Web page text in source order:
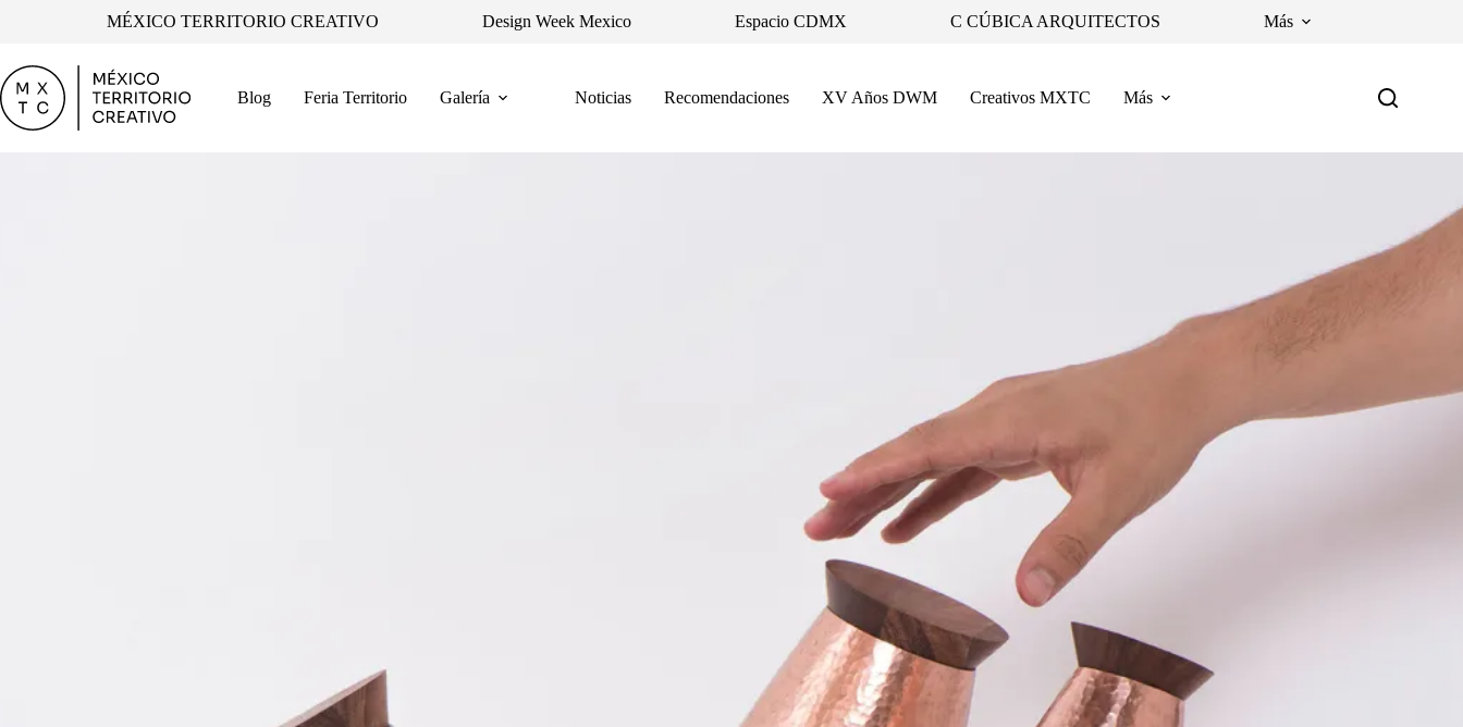
MÉXICO TERRITORIO CREATIVO Design Week Mexico Espacio CDMX C CÚBICA ARQUITECTOS Más
Blog Feria Territorio Galería Noticias Recomendaciones XV Años DWM Creativos MXTC Más